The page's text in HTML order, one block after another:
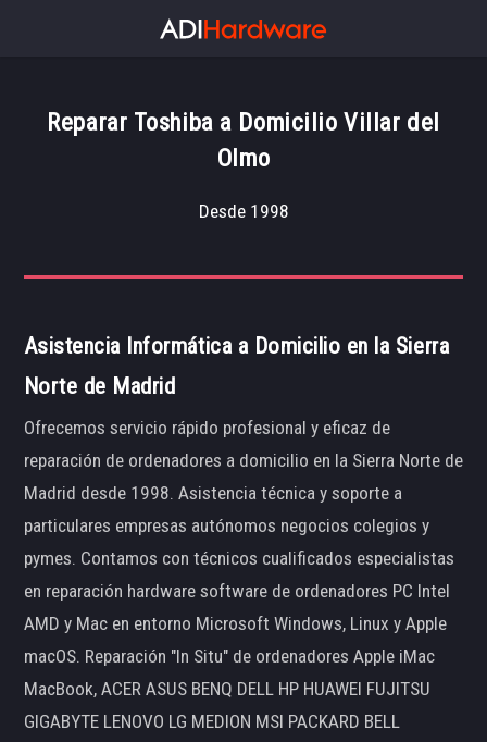
Reparar Toshiba a Domicilio Villar del
Olmo
Desde 1998
Asistencia Informática a Domicilio en la Sierra
Norte de Madrid
Ofrecemos servicio rápido profesional y eficaz de
reparación de ordenadores a domicilio en la Sierra Norte de
Madrid desde 1998. Asistencia técnica y soporte a
particulares empresas autónomos negocios colegios y
pymes. Contamos con técnicos cualificados especialistas
en reparación hardware software de ordenadores PC Intel
AMD y Mac en entorno Microsoft Windows, Linux y Apple
macOS. Reparación "In Situ" de ordenadores Apple iMac
MacBook, ACER ASUS BENQ DELL HP HUAWEI FUJITSU
GIGABYTE LENOVO LG MEDION MSI PACKARD BELL